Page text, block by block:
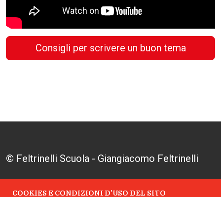
Consigli per scrivere un buon tema
© Feltrinelli Scuola - Giangiacomo Feltrinelli
COOKIES E CONDIZIONI D'USO DEL SITO